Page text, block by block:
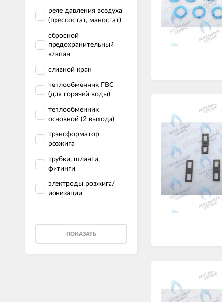
реле давления воздуха
(прессостат, маностат)
сбросной
предохранительный
клапан
сливной кран
теплообменник ГВС
(для горячей воды)
теплообменник
основной (2 выхода)
трансформатор
розжига
трубки, шланги,
фитинги
электроды розжига/
ионизации
ПОКАЗАТЬ